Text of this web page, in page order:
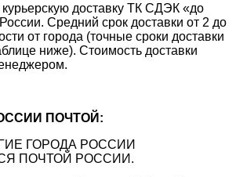
доставку ТК СДЭК «до
Средний срок доставки от 2 до
от города (точные сроки доставки
ниже). Стоимость доставки
ПОЧТОЙ:
ГОРОДА РОССИИ
ПОЧТОЙ РОССИИ.